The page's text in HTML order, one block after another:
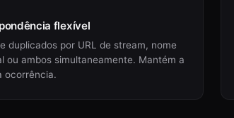
flexível
duplicados por URL de stream, nome
ou ambos simultaneamente. Mantém a
ocorrência.